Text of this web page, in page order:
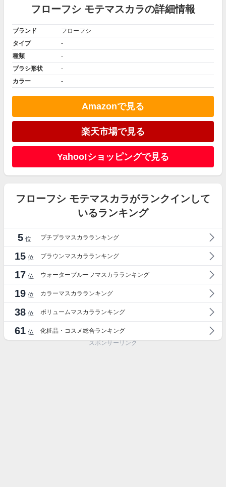
フローフシ モテマスカラの詳細情報
ブランド
フローフシ
タイプ
-
種類
-
ブラシ形状
-
カラー
-
Amazonで見る
楽天市場で見る
Yahoo!ショッピングで見る
フローフシ モテマスカラがランクインして
いるランキング
5 位 プチプラマスカラランキング
15 位 ブラウンマスカラランキング
17 位 ウォータープルーフマスカラランキング
19 位 カラーマスカラランキング
38 位 ボリュームマスカラランキング
61 位
化粧品・コスメ総合ランキング
スポンサーリンク